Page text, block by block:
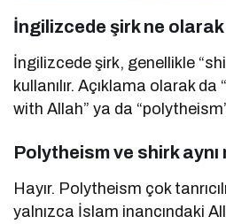
İngilizcede şirk ne
İngilizcede şirk, genellikle
kullanılır. Açıklama olarak
with Allah” ya da
Polytheism ve shirk aynı
Hayır. Polytheism çok
yalnızca İslam inancındaki